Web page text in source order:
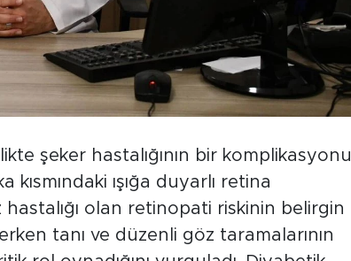
şeker hastalığının bir komplikasyonu
ışığa duyarlı retina
olan retinopati riskinin belirgin
tanı ve düzenli göz taramalarının